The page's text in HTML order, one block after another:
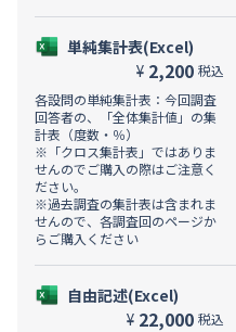
単純集計表(Excel)
¥ 2,200 税込
各設問の単純集計表：今回調査
回答者の、「全体集計値」の集
計表（度数・％）
※「クロス集計表」ではありま
せんのでご購入の際はご注意く
ださい。
※過去調査の集計表は含まれま
せんので、各調査回のページか
らご購入ください
自由記述(Excel)
¥ 22,000 税込